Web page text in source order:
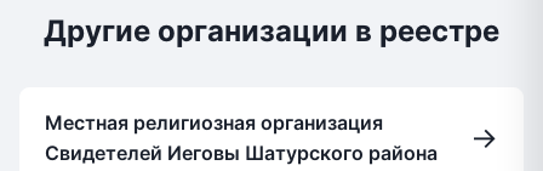
Другие организации в реестре
Местная религиозная организация
Свидетелей Иеговы Шатурского района
→